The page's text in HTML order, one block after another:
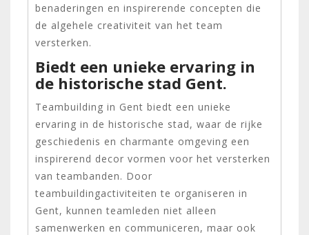
benaderingen en inspirerende concepten die
de algehele creativiteit van het team
versterken.
Biedt een unieke ervaring in
de historische stad Gent.
Teambuilding in Gent biedt een unieke
ervaring in de historische stad, waar de rijke
geschiedenis en charmante omgeving een
inspirerend decor vormen voor het versterken
van teambanden. Door
teambuildingactiviteiten te organiseren in
Gent, kunnen teamleden niet alleen
samenwerken en communiceren, maar ook